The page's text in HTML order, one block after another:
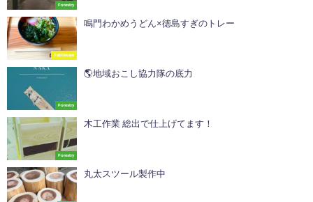
Forestry
Tableware
鳴門わかめうどん×徳島すぎのトレー
Forestry
🌎地域おこし協力隊の底力ㅤㅤㅤㅤㅤㅤㅤㅤㅤㅤㅤㅤㅤ
Forestry
木工作業 総出で仕上げてます！
丸太スツール製作中